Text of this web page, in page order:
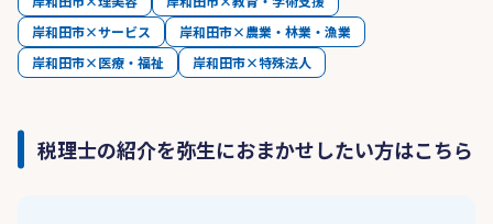
岸和田市×サービス
岸和田市×農業・林業・漁業
岸和田市×医療・福祉
岸和田市×特殊法人
税理士の紹介を弥生におまかせしたい方はこちら